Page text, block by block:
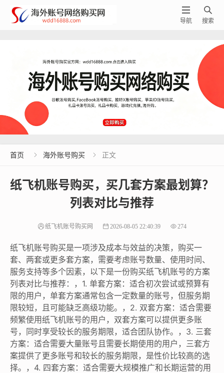

搜索

导航
首页  海外账号购买  正文
纸飞机账号购买，买几套方案最划算？
列表对比与推荐
纸飞机账号购买网 2026-08-05 22:40:39 274
纸飞机账号购买是一项涉及成本与效益的决策，购买一
套、两套或更多套方案，需要考虑账号数量、使用时间、
服务支持等多个因素，以下是一份购买纸飞机账号的方案
列表对比与推荐：，1. 单套方案：适合初次尝试或预算有
限的用户，单套方案通常包含一定数量的账号，但服务期
限较短，且可能缺乏高级功能。，2. 双套方案：适合需要
频繁使用纸飞机账号的用户，双套方案可以提供更多账
号，同时享受较长的服务期限，适合团队协作。，3. 三套
方案：适合需要大量账号且需要长期使用的用户，三套方
案提供了更多账号和较长的服务期限，是性价比较高的选
择。，4. 四套方案：适合需要大规模推广和长期运营的用